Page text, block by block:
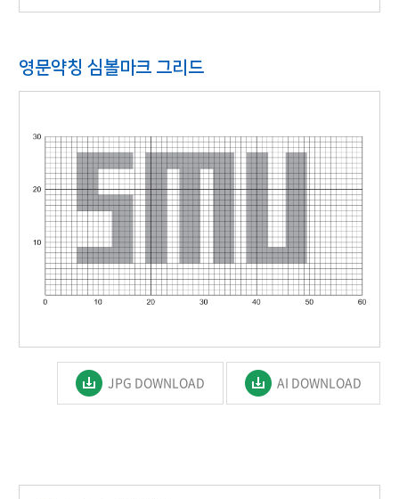
영문약칭 심볼마크 그리드
JPG DOWNLOAD AI DOWNLOAD